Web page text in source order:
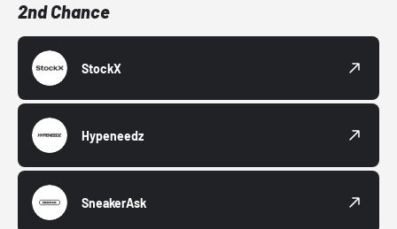
2nd Chance
StockX
Hypeneedz
SneakerAsk